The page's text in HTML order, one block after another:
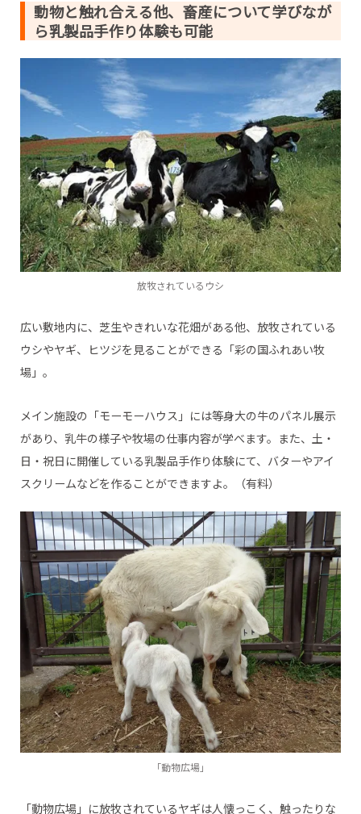
動物と触れ合える他、畜産について学びなが
ら乳製品手作り体験も可能
放牧されているウシ
広い敷地内に、芝生やきれいな花畑がある他、放牧されている
ウシやヤギ、ヒツジを見ることができる「彩の国ふれあい牧
場」。
メイン施設の「モーモーハウス」には等身大の牛のパネル展示
があり、乳牛の様子や牧場の仕事内容が学べます。また、土・
日・祝日に開催している乳製品手作り体験にて、バターやアイ
スクリームなどを作ることができますよ。（有料）
「動物広場」
「動物広場」に放牧されているヤギは人懐っこく、触ったりな